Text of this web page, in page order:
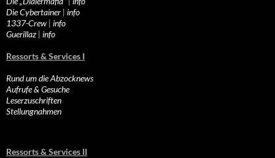
Die Cybertainer | info
1337-Crew | info
Guerillaz | info
Ressorts & Services I
Rund um die Abzocknews
Aufrufe & Gesuche
Leserzuschriften
Stellungnahmen
Ressorts & Services II